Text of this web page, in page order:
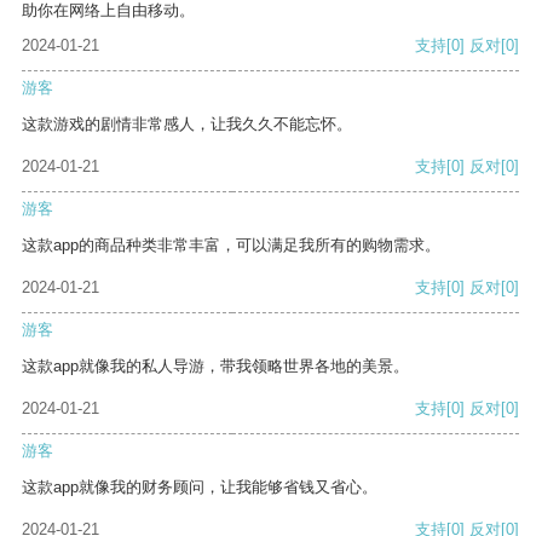
助你在网络上自由移动。
2024-01-21
支持[0] 反对[0]
游客
这款游戏的剧情非常感人，让我久久不能忘怀。
2024-01-21 支持[0] 反对[0]
游客
这款app的商品种类非常丰富，可以满足我所有的购物需求。
2024-01-21 支持[0] 反对[0]
游客
这款app就像我的私人导游，带我领略世界各地的美景。
2024-01-21 支持[0] 反对[0]
游客
这款app就像我的财务顾问，让我能够省钱又省心。
2024-01-21 支持[0] 反对[0]